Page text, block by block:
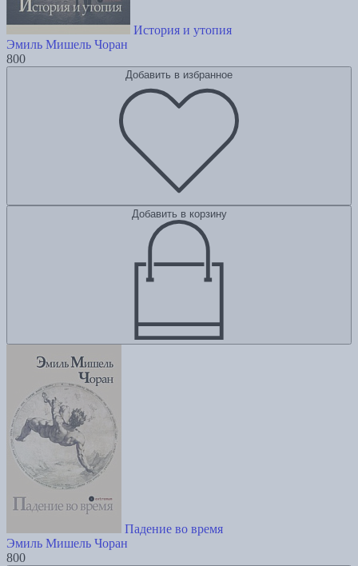
История и утопия
Эмиль Мишель Чоран
800
Добавить в избранное
Добавить в корзину
Падение во время
Эмиль Мишель Чоран
800